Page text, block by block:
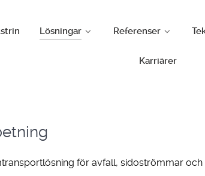
Lösningar Referenser
Karriärer
för avfall, sidoströmmar